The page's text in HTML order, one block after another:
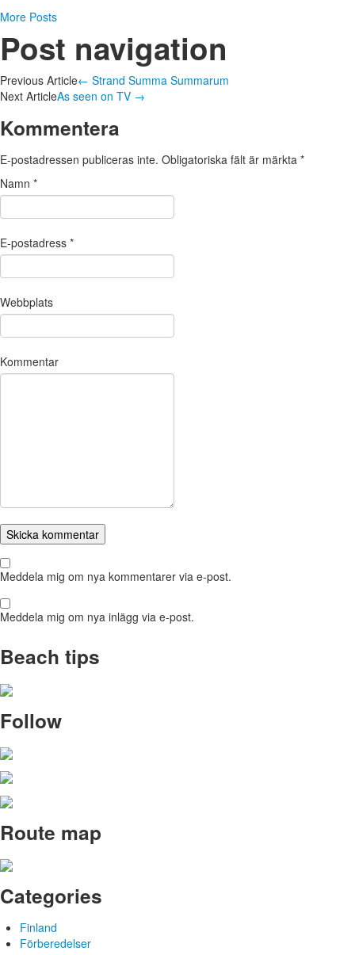
More Posts
Post navigation
Previous Article← Strand Summa Summarum
Next ArticleAs seen on TV →
Kommentera
E-postadressen publiceras inte. Obligatoriska fält är märkta *
Namn *
E-postadress *
Webbplats
Kommentar
Meddela mig om nya kommentarer via e-post.
Meddela mig om nya inlägg via e-post.
Beach tips
Follow
Route map
Categories
Finland
Förberedelser